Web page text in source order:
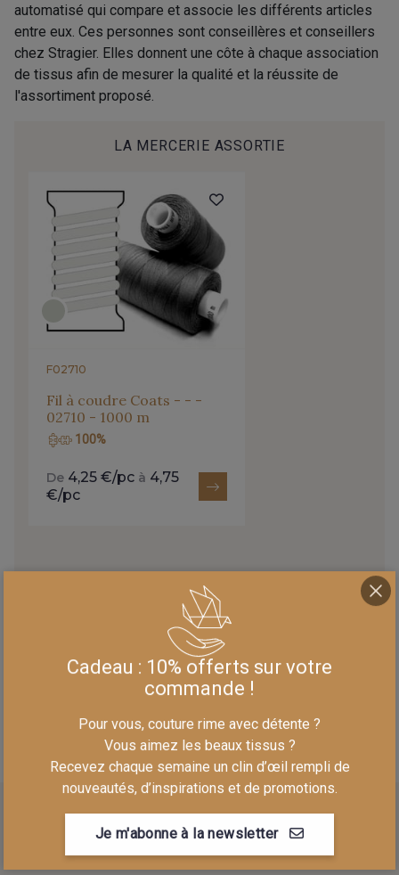
automatisé qui compare et associe les différents articles
entre eux. Ces personnes sont conseillères et conseillers
chez Stragier. Elles donnent une côte à chaque association
de tissus afin de mesurer la qualité et la réussite de
l'assortiment proposé.
LA MERCERIE ASSORTIE
F02710
Fil à coudre Coats - - -
02710 - 1000 m
100%
De 4,25 €/pc à 4,75
€/pc
CETTE COULEUR
D'autres références à
Cadeau : 10% offerts sur votre
commande !
Pour vous, couture rime avec détente ?
Vous aimez les beaux tissus ?
Recevez chaque semaine un clin d’œil rempli de
nouveautés, d’inspirations et de promotions.
Je m'abonne à la newsletter